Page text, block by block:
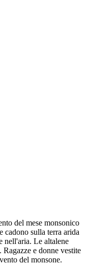
del mese monsonico
cadono sulla terra arida
nell'aria. Le altalene
e donne vestite
del monsone.